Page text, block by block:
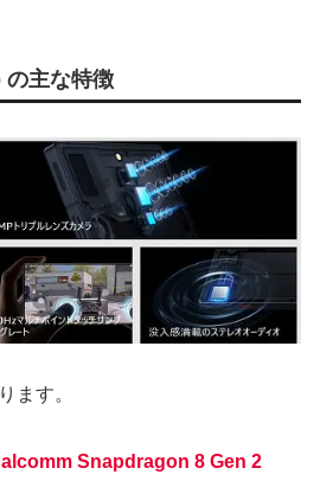
主な特徴
ます。
Snapdragon 8 Gen 2